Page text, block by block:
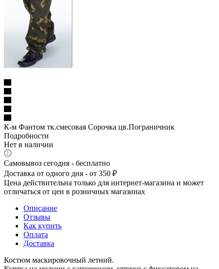
К-м Фантом тк.смесовая Сорочка цв.Пограничник
Подробности
Нет в наличии
Самовывоз сегодня - бесплатно
Доставка от одного дня - от 350 ₽
Цена действительна только для интернет-магазина и может
отличаться от цен в розничных магазинах
Описание
Отзывы
Как купить
Оплата
Доставка
Костюм маскировочный летний.